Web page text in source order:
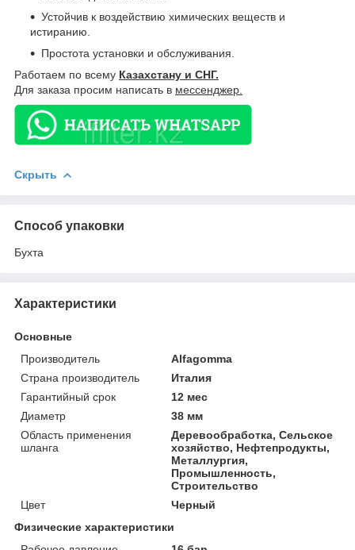
Устойчив к воздействию химических веществ и
истиранию.
Простота установки и обслуживания.
Работаем по всему Казахстану и СНГ.
Для заказа просим написать в мессенджер.
Скрыть
Способ упаковки
Бухта
Характеристики
Основные
Производитель
Alfagomma
Страна производитель
Италия
Гарантийный срок
12 мес
Диаметр
38 мм
Область применения
шланга
Деревообработка, Сельское
хозяйство, Нефтепродукты,
Металлургия,
Промышленность,
Строительство
Цвет
Черный
Физические характеристики